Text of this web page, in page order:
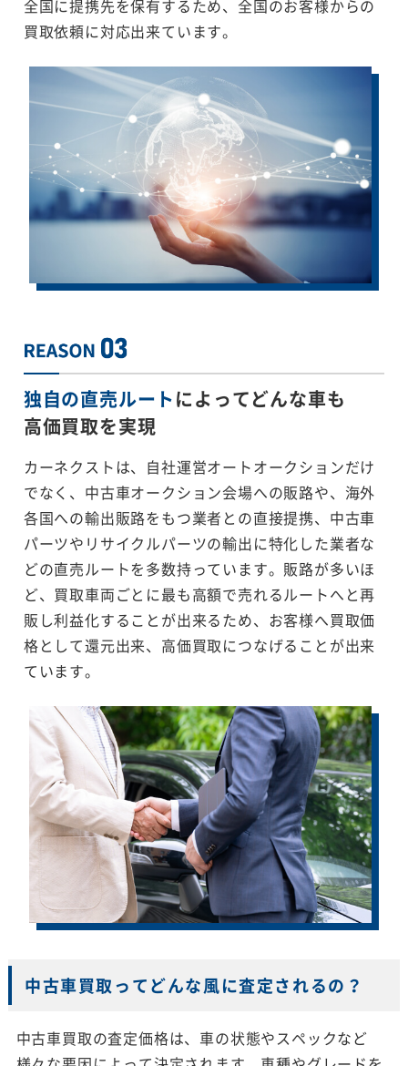
全国に提携先を保有するため、全国のお客様からの
買取依頼に対応出来ています。
独自の直売ルートによってどんな車も
高価買取を実現
カーネクストは、自社運営オートオークションだけ
でなく、中古車オークション会場への販路や、海外
各国への輸出販路をもつ業者との直接提携、中古車
パーツやリサイクルパーツの輸出に特化した業者な
どの直売ルートを多数持っています。販路が多いほ
ど、買取車両ごとに最も高額で売れるルートへと再
販し利益化することが出来るため、お客様へ買取価
格として還元出来、高価買取につなげることが出来
ています。
中古車買取ってどんな風に査定されるの？
中古車買取の査定価格は、車の状態やスペックなど